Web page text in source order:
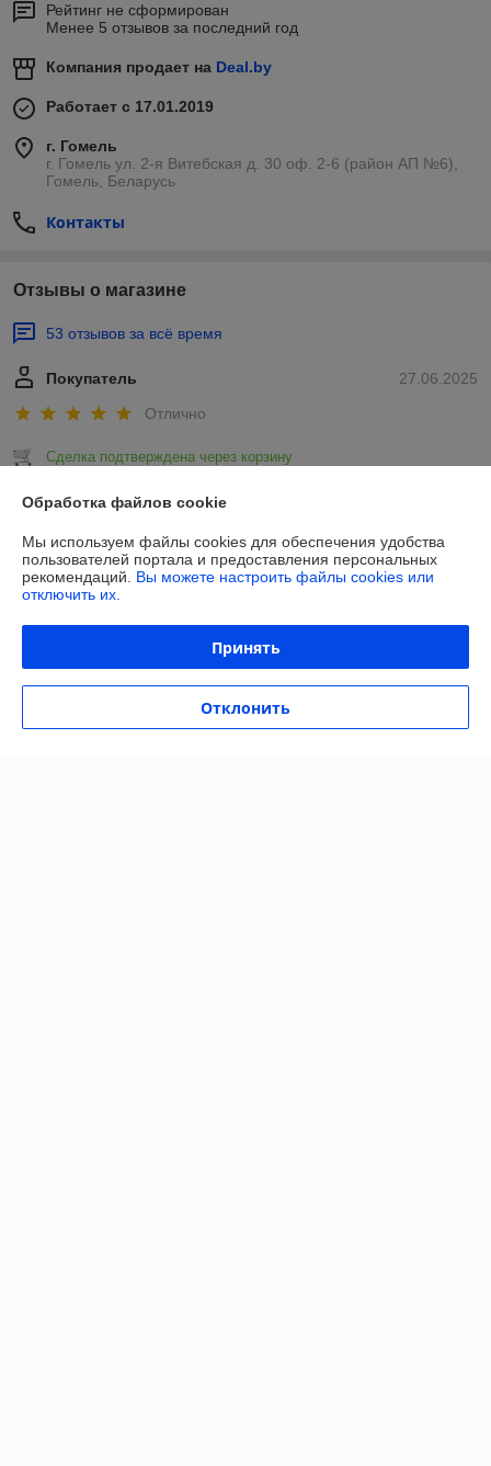
Рейтинг не сформирован
Менее 5 отзывов за последний год
Компания продает на Deal.by
Работает с 17.01.2019
г. Гомель
г. Гомель ул. 2-я Витебская д. 30 оф. 2-6 (район АП №6),
Гомель, Беларусь
Контакты
Отзывы о магазине
53 отзывов за всё время
27.06.2025
Покупатель
Отлично
Сделка подтверждена через корзину
Плохо
Пытался купить у этого продавца Колесо BRADO для тачки 4.00-8
PU (20x70). Заказ был принят, продавец оперативно вышел на связь
- это плюс. Товара нет в наличии, хотя карточка товара до сих пор
предлагается к заказу - это минус.
Сделка подтверждена через корзину
Обработка файлов cookie
Мы используем файлы cookies для обеспечения удобства
пользователей портала и предоставления персональных
рекомендаций. Вы можете настроить файлы cookies или
отключить их.
Принять
Отклонить